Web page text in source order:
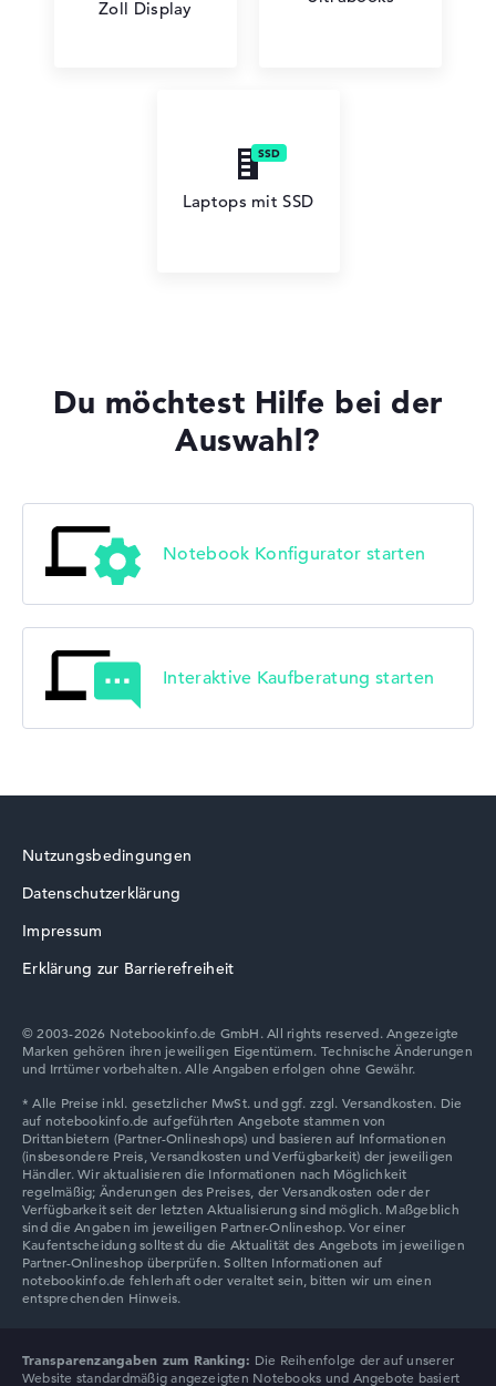
HP HyperX OMEN
Zoll Display
Laptops mit SSD
Du möchtest Hilfe bei der
Auswahl?
Notebook Konfigurator starten
Interaktive Kaufberatung starten
Nutzungsbedingungen
Datenschutzerklärung
Impressum
Erklärung zur Barrierefreiheit
© 2003-2026 Notebookinfo.de GmbH. All rights reserved. Angezeigte
Marken gehören ihren jeweiligen Eigentümern. Technische Änderungen
und Irrtümer vorbehalten. Alle Angaben erfolgen ohne Gewähr.
Transparenzangaben zum Ranking: Die Reihenfolge der auf unserer
Website standardmäßig angezeigten Notebooks und Angebote basiert